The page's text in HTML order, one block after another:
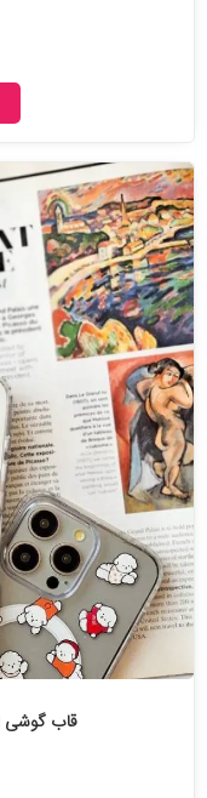
قاب گوشی happy dog با ولت کد-۲۰۱۷۸۶